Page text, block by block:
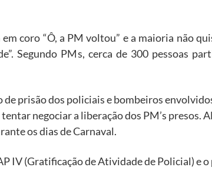
coro “Ô, a PM voltou” e a maioria não
Segundo PMs, cerca de 300 pessoas
prisão dos policiais e bombeiros
negociar a liberação dos PM’s presos.
os dias de Carnaval.
IV (Gratificação de Atividade de Policial) e